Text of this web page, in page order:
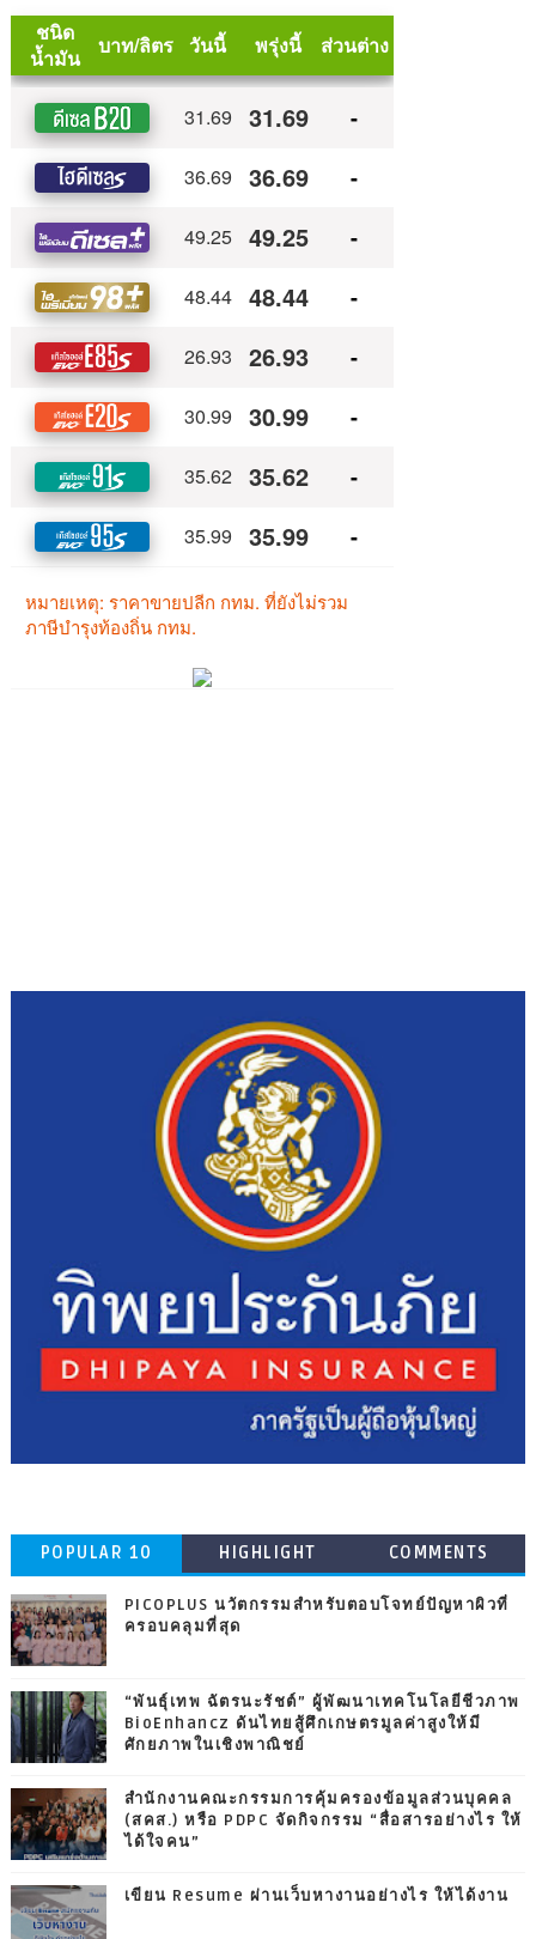
POPULAR 10 HIGHLIGHT COMMENTS
PICOPLUS นวัตกรรมสำหรับตอบโจทย์ปัญหาผิวที่
ครอบคลุมที่สุด
“พันธุ์เทพ ฉัตรนะรัชต์” ผู้พัฒนาเทคโนโลยีชีวภาพ
BioEnhancz ดันไทยสู้ศึกเกษตรมูลค่าสูงให้มี
ศักยภาพในเชิงพาณิชย์
สำนักงานคณะกรรมการคุ้มครองข้อมูลส่วนบุคคล
(สคส.) หรือ PDPC จัดกิจกรรม “สื่อสารอย่างไร ให้
ได้ใจคน”
เขียน Resume ผ่านเว็บหางานอย่างไร ให้ได้งาน